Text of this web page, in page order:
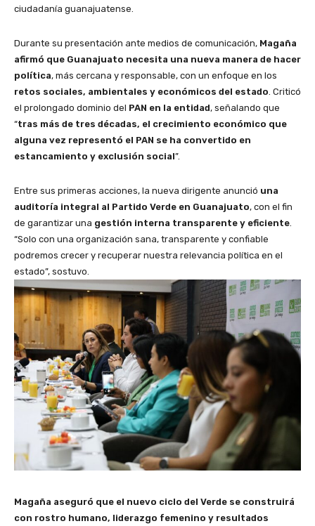
ciudadanía guanajuatense.
Durante su presentación ante medios de comunicación, Magaña
afirmó que Guanajuato necesita una nueva manera de hacer
política, más cercana y responsable, con un enfoque en los
retos sociales, ambientales y económicos del estado. Criticó
el prolongado dominio del PAN en la entidad, señalando que
“tras más de tres décadas, el crecimiento económico que
alguna vez representó el PAN se ha convertido en
estancamiento y exclusión social”.
Entre sus primeras acciones, la nueva dirigente anunció una
auditoría integral al Partido Verde en Guanajuato, con el fin
de garantizar una gestión interna transparente y eficiente.
“Solo con una organización sana, transparente y confiable
podremos crecer y recuperar nuestra relevancia política en el
estado”, sostuvo.
Magaña aseguró que el nuevo ciclo del Verde se construirá
con rostro humano, liderazgo femenino y resultados